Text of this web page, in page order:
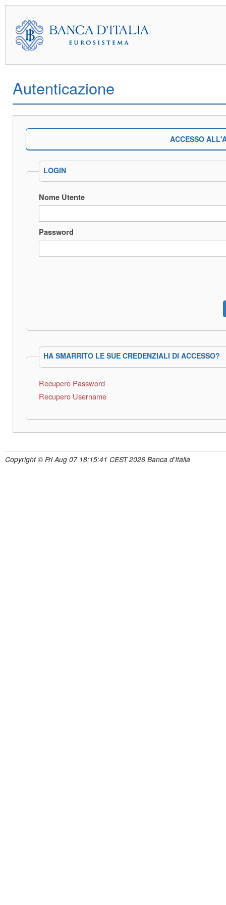
Autenticazione
ACCESSO
LOGIN
Nome Utente
Password
HA SMARRITO LE SUE CREDENZIALI DI ACCESSO?
Recupero Password
Recupero Username
Copyright © Fri Aug 07 18:15:41 CEST 2026 Banca d'Italia